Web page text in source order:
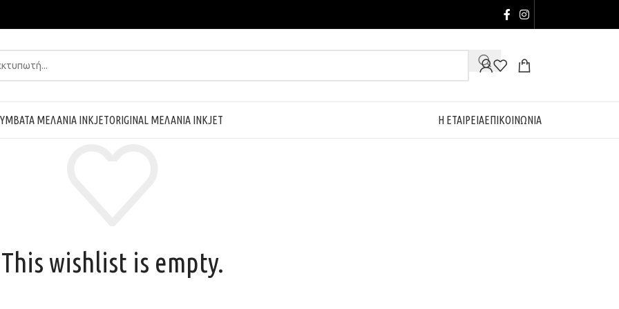
ΜΕΛΑΝΙΑ INKJETORIGINAL ΜΕΛΑΝΙΑ INKJET Η ΕΤΑΙΡΕΙΑΕΠΙΚΟΙΝΩΝΙΑ
This wishlist is empty.